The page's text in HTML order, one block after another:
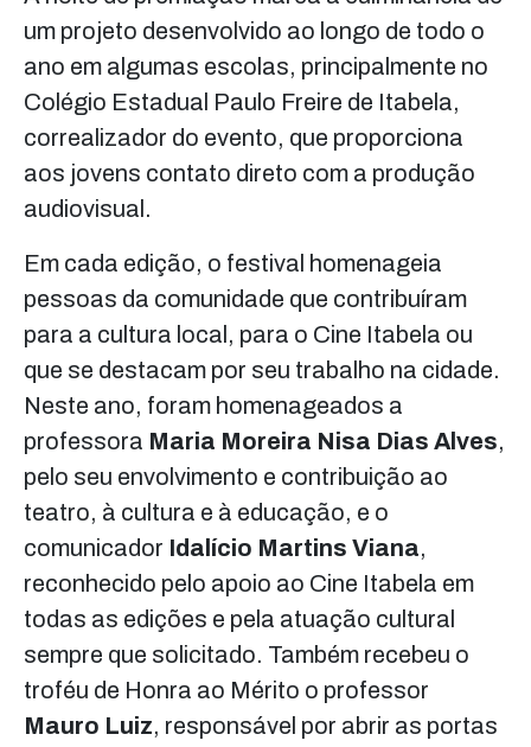
um projeto desenvolvido ao longo de todo o
ano em algumas escolas, principalmente no
Colégio Estadual Paulo Freire de Itabela,
correalizador do evento, que proporciona
aos jovens contato direto com a produção
audiovisual.
Em cada edição, o festival homenageia
pessoas da comunidade que contribuíram
para a cultura local, para o Cine Itabela ou
que se destacam por seu trabalho na cidade.
Neste ano, foram homenageados a
professora Maria Moreira Nisa Dias Alves,
pelo seu envolvimento e contribuição ao
teatro, à cultura e à educação, e o
comunicador Idalício Martins Viana,
reconhecido pelo apoio ao Cine Itabela em
todas as edições e pela atuação cultural
sempre que solicitado. Também recebeu o
troféu de Honra ao Mérito o professor
Mauro Luiz, responsável por abrir as portas